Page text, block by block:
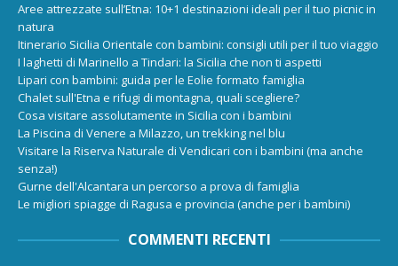
Aree attrezzate sull’Etna: 10+1 destinazioni ideali per il tuo picnic in
natura
Itinerario Sicilia Orientale con bambini: consigli utili per il tuo viaggio
I laghetti di Marinello a Tindari: la Sicilia che non ti aspetti
Lipari con bambini: guida per le Eolie formato famiglia
Chalet sull'Etna e rifugi di montagna, quali scegliere?
Cosa visitare assolutamente in Sicilia con i bambini
La Piscina di Venere a Milazzo, un trekking nel blu
Visitare la Riserva Naturale di Vendicari con i bambini (ma anche
senza!)
Gurne dell'Alcantara un percorso a prova di famiglia
Le migliori spiagge di Ragusa e provincia (anche per i bambini)
COMMENTI RECENTI